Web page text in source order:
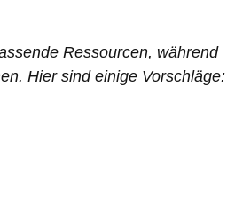
Ressourcen, während
Hier sind einige Vorschläge: